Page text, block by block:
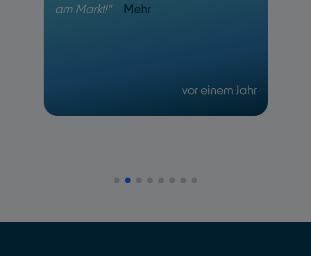
am Markt!"
Mehr
vor einem Jahr